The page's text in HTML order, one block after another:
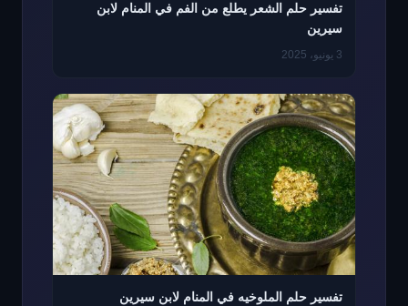
تفسير حلم الشعر يطلع من الفم في المنام لابن
سيرين
3 يونيو، 2025
تفسير حلم الملوخيه في المنام لابن سيرين